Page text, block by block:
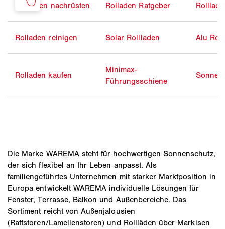
Rollladen nachrüsten Rolladen Ratgeber
Rolladen reinigen Solar Rollladen Alu
Rolladen kaufen
Minimax-
Führungsschiene
Die Marke WAREMA steht für hochwertigen Sonnenschutz,
der sich flexibel an Ihr Leben anpasst. Als
familiengeführtes Unternehmen mit starker Marktposition in
Europa entwickelt WAREMA individuelle Lösungen für
Fenster, Terrasse, Balkon und Außenbereiche. Das
Sortiment reicht von Außenjalousien
(Raffstoren/Lamellenstoren) und Rollläden über Markisen